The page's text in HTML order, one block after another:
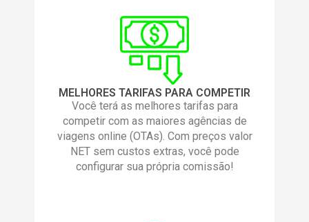
MELHORES TARIFAS PARA COMPETIR
Você terá as melhores tarifas para
competir com as maiores agências de
viagens online (OTAs). Com preços valor
NET sem custos extras, você pode
configurar sua própria comissão!